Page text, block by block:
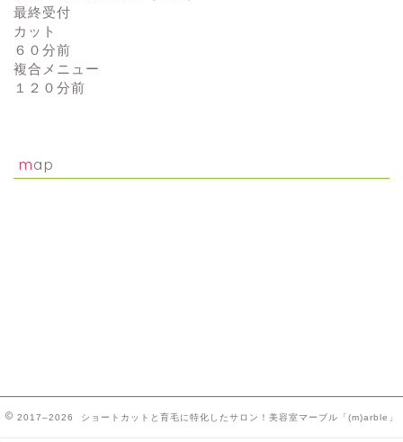
最終受付
カット
６０分前
複合メニュー
１２０分前
map
2017–2026 ショートカットと育毛に特化したサロン！美容室マーブル「(m)arble」